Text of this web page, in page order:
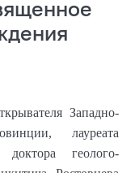
Западно-
лауреата
геолого-